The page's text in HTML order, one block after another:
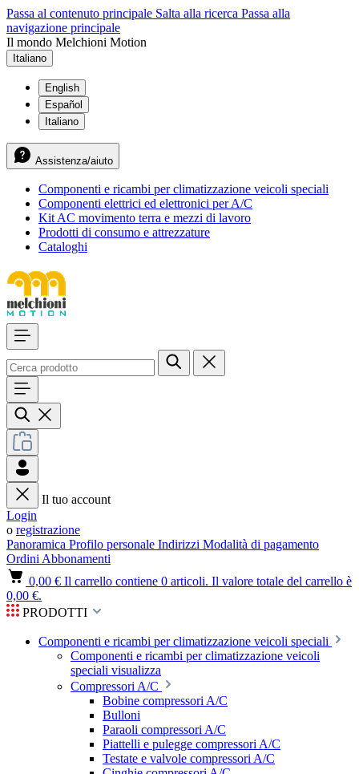
Passa al contenuto principale Salta alla ricerca Passa alla
navigazione principale
Il mondo Melchioni Motion
Italiano
English
Español
Italiano
Assistenza/aiuto
Componenti e ricambi per climatizzazione veicoli speciali
Componenti elettrici ed elettronici per A/C
Kit AC movimento terra e mezzi di lavoro
Prodotti di consumo e attrezzature
Cataloghi
Il tuo account
Login
o registrazione
Panoramica Profilo personale Indirizzi Modalità di pagamento
Ordini Abbonamenti
0,00 € Il carrello contiene 0 articoli. Il valore totale del carrello è
0,00 €.
PRODOTTI
Componenti e ricambi per climatizzazione veicoli speciali
Componenti e ricambi per climatizzazione veicoli
speciali visualizza
Compressori A/C
Bobine compressori A/C
Bulloni
Paraoli compressori A/C
Piattelli e pulegge compressori A/C
Testate e valvole compressori A/C